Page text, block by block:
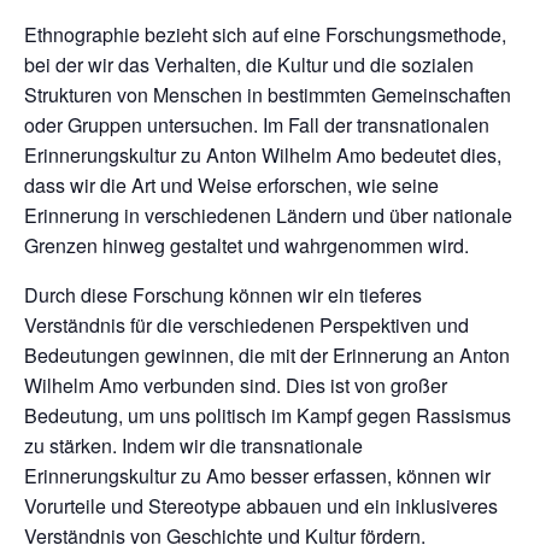
Ethnographie bezieht sich auf eine Forschungsmethode,
bei der wir das Verhalten, die Kultur und die sozialen
Strukturen von Menschen in bestimmten Gemeinschaften
oder Gruppen untersuchen. Im Fall der transnationalen
Erinnerungskultur zu Anton Wilhelm Amo bedeutet dies,
dass wir die Art und Weise erforschen, wie seine
Erinnerung in verschiedenen Ländern und über nationale
Grenzen hinweg gestaltet und wahrgenommen wird.
Durch diese Forschung können wir ein tieferes
Verständnis für die verschiedenen Perspektiven und
Bedeutungen gewinnen, die mit der Erinnerung an Anton
Wilhelm Amo verbunden sind. Dies ist von großer
Bedeutung, um uns politisch im Kampf gegen Rassismus
zu stärken. Indem wir die transnationale
Erinnerungskultur zu Amo besser erfassen, können wir
Vorurteile und Stereotype abbauen und ein inklusiveres
Verständnis von Geschichte und Kultur fördern.